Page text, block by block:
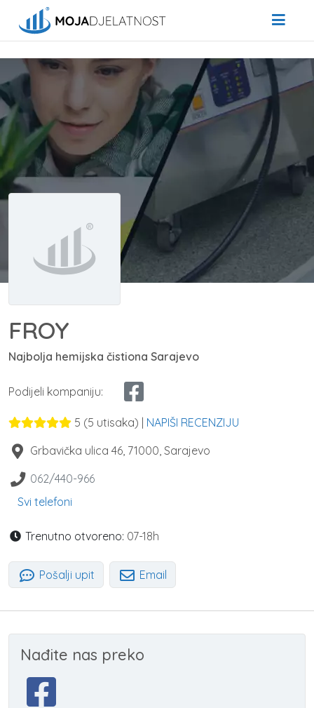
FROY
Najbolja hemijska čistiona Sarajevo
Podijeli kompaniju:
5 (5 utisaka) | NAPIŠI RECENZIJU
Grbavička ulica 46, 71000 Sarajevo
062/440-966
Svi telefoni
Trenutno otvoreno: 07-18h
Pošalji upit Email
Nađite nas preko